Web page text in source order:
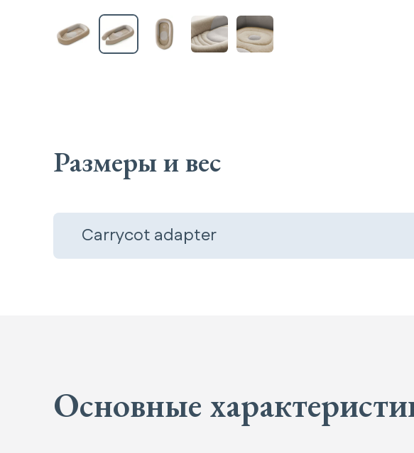
Размеры и вес
Carrycot adapter
Основные